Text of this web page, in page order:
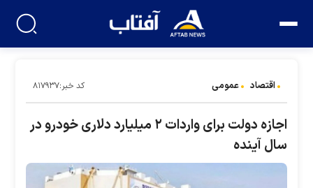
اقتصاد عمومی کد خبر:۸۱۷۹۳۷
اجازه دولت برای واردات ۲ میلیارد دلاری خودرو در
سال آینده